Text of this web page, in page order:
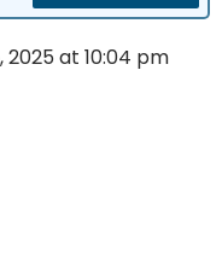
at 10:04 pm